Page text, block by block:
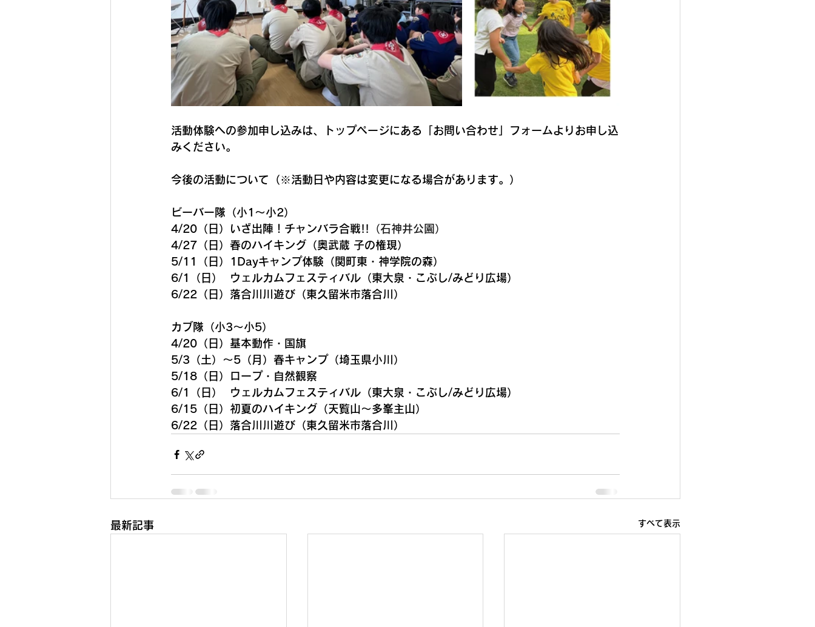
活動体験への参加申し込みは、トップページにある「お問い合わせ」フォームよりお申し込
みください。
今後の活動について（※活動日や内容は変更になる場合があります。）
ビーバー隊（小1〜小2）
4/20（日）
いざ出陣！チャンバラ合戦!!
（石神井公園）
4/27（日） 春のハイキング （奥武蔵 子の権現）
5/11（日）
1Dayキャンプ体験 （関町東・ 神学院の森）
6/1（日）  ウェルカムフェスティバル（東大泉・ こぶし/みどり広場）
6/22（日）落合川川遊び（東久留米市落合川）
カブ隊（小3〜小5）
4/20（日） 基本動作・国旗
5/3（土）〜5（月）春キャンプ（埼玉県小川）
5/18（ 日 ）ロープ・自然観察
6/1（日）  ウェルカムフェスティバル（東大泉・ こぶし/みどり広場）
6/15 （日） 初夏のハイキング（天覧山～多峯主山）
6/22（日）落合川川遊び（東久留米市落合川）
最新記事 すべて表示